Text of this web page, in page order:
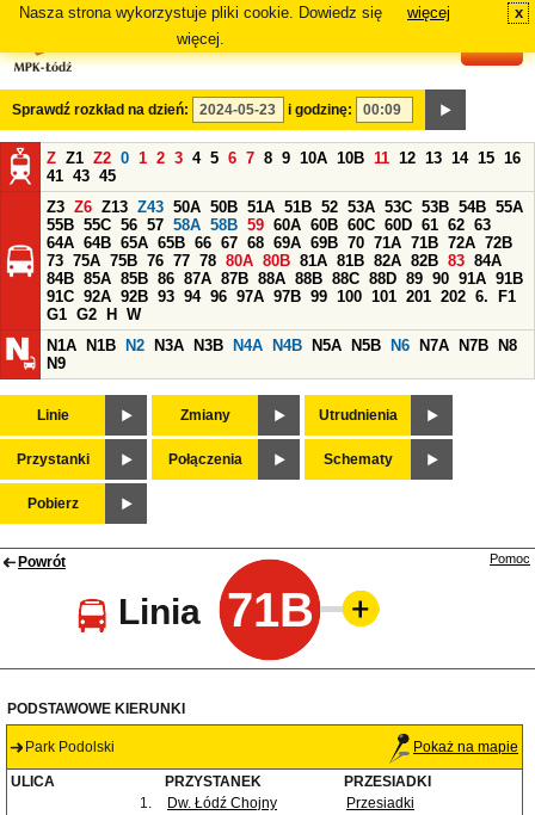
Nasza strona wykorzystuje pliki cookie. Dowiedz się
więcej.
więcej x
Sprawdź rozkład na dzień: i godzinę:
Z Z1 Z2 0 1 2 3 4 5 6 7 8 9 10A 10B 11 12 13 14 15 16
41 43 45
Z3 Z6 Z13 Z43 50A 50B 51A 51B 52 53A 53C 53B 54B 55A
55B 55C 56 57 58A 58B 59 60A 60B 60C 60D 61 62 63
64A 64B 65A 65B 66 67 68 69A 69B 70 71A 71B 72A 72B
73 75A 75B 76 77 78 80A 80B 81A 81B 82A 82B 83 84A
84B 85A 85B 86 87A 87B 88A 88B 88C 88D 89 90 91A 91B
91C 92A 92B 93 94 96 97A 97B 99 100 101 201 202 6.
F1
G1 G2 H
W
N1A
N1B N2 N3A N3B N4A N4B N5A N5B N6 N7A N7B
N8
N9
Linie Zmiany Utrudnienia
Przystanki Połączenia Schematy
Pobierz
Powrót
Linia 71B
Pomoc
PODSTAWOWE KIERUNKI
Park Podolski Pokaż na mapie
ULICA PRZYSTANEK
PRZESIADKI
1.
Dw. Łódź Chojny
Przesiadki